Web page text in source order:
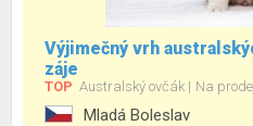
Výjimečný vrh
záje
TOP Australský ovčák Na
Mladá Boleslav